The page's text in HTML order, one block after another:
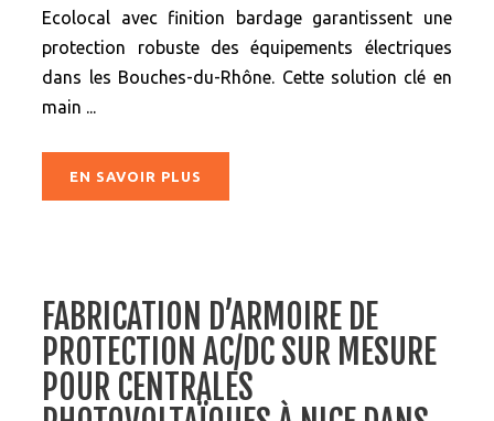
Ecolocal avec finition bardage garantissent une
protection robuste des équipements électriques
dans les Bouches-du-Rhône. Cette solution clé en
main ...
EN SAVOIR PLUS
FABRICATION D’ARMOIRE DE
PROTECTION AC/DC SUR MESURE
POUR CENTRALES